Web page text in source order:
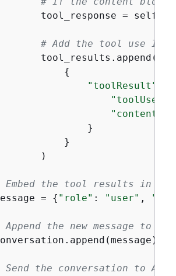
tool_response =
# Add the tool use ID
tool_results.append(
{
"toolResult"
"toolUseId"
"content"
}
}
)
Embed the tool results in a
=
{ "role" : "user" ,
Append the new message to
Send the conversation to